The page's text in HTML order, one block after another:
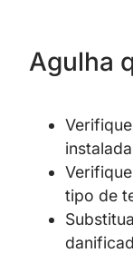
Agulha
tipo de